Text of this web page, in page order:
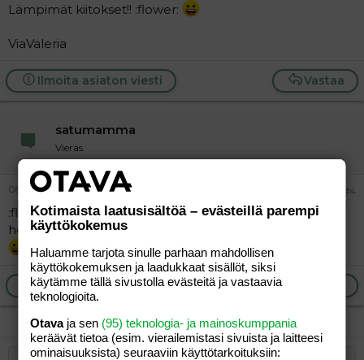
Lämpimät kiitokset!! :flower:
ViaValeria
Vastaa
Ilmoita asiaton viesti
satumamma
Vieras
08.09.2004 #4
:flower:
hei ja kiitokset munkin puolestani,olipa hyvä että löytyi
Ilmoita asiaton viesti
Kotimaista laatusisältöä – evästeillä parempi
käyttökokemus
Haluamme tarjota sinulle parhaan mahdollisen
käyttökokemuksen ja laadukkaat sisällöt, siksi
käytämme tällä sivustolla evästeitä ja vastaavia
teknologioita.
Otavaja sen (95) teknologia- ja mainoskumppania
keräävät tietoa (esim. vierailemis­tasi sivuista ja laitteesi
ominaisuuk­sista) seuraaviin käyttötarkoituksiin: